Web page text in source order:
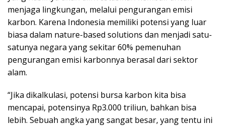
menjaga lingkungan, melalui pengurangan emisi
karbon. Karena Indonesia memiliki potensi yang luar
biasa dalam nature-based solutions dan menjadi satu-
satunya negara yang sekitar 60% pemenuhan
pengurangan emisi karbonnya berasal dari sektor
alam.
“Jika dikalkulasi, potensi bursa karbon kita bisa
mencapai, potensinya Rp3.000 triliun, bahkan bisa
lebih. Sebuah angka yang sangat besar, yang tentu ini